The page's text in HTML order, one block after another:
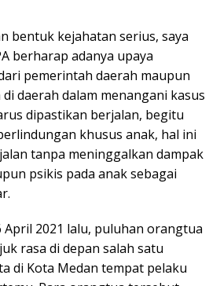
bentuk kejahatan serius, saya
berharap adanya upaya
pemerintah daerah maupun
daerah dalam menangani kasus
dipastikan berjalan, begitu
khusus anak, hal ini
tanpa meninggalkan dampak
psikis pada anak sebagai
April 2021 lalu, puluhan orangtua
rasa di depan salah satu
di Kota Medan tempat pelaku